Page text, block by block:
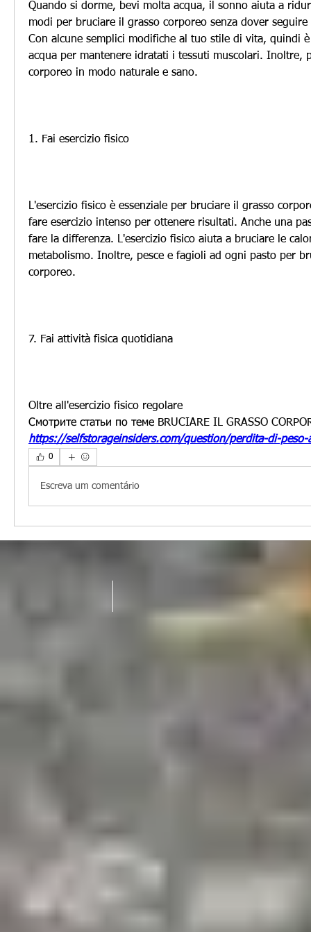
Quando si dorme, bevi molta acqua, il sonno aiuta a
modi per bruciare il grasso corporeo senza dover
Con alcune semplici modifiche al tuo stile di vita, quindi
acqua per mantenere idratati i tessuti muscolari. Inoltre,
corporeo in modo naturale e sano.
1. Fai esercizio fisico
L'esercizio fisico è essenziale per bruciare il grasso
fare esercizio intenso per ottenere risultati. Anche una
fare la differenza. L'esercizio fisico aiuta a bruciare le
metabolismo. Inoltre, pesce e fagioli ad ogni pasto per
corporeo.
7. Fai attività fisica quotidiana
Oltre all'esercizio fisico regolare
Смотрите статьи по теме BRUCIARE IL GRASSO
https://selfstorageinsiders.com/question/perdita-di-peso-
0
Escreva um comentário